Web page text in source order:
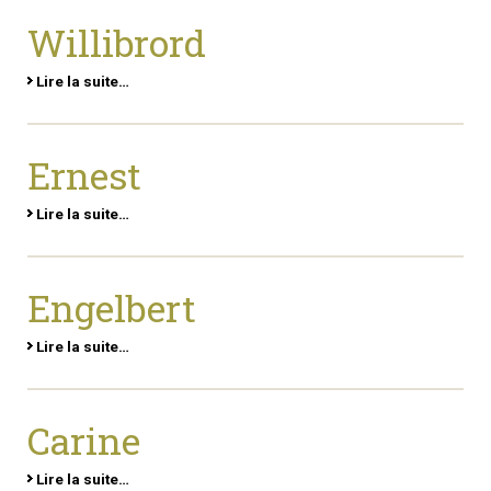
Willibrord
Lire la suite…
Ernest
Lire la suite…
Engelbert
Lire la suite…
Carine
Lire la suite…